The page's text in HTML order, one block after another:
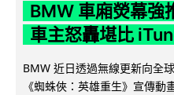
BMW 車廂熒幕
車主怒轟堪比
BMW 近日透過無線更新向全
《蜘蛛俠：英雄重生》宣傳